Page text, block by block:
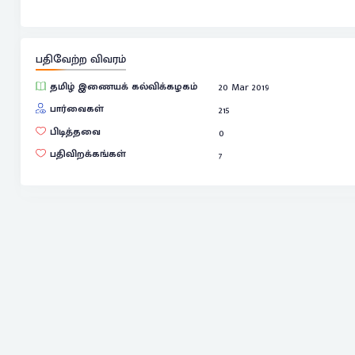
பதிவேற்ற விவரம்
தமிழ் இணையக் கல்விக்கழகம்
20 Mar 2019
பார்வைகள்
215
பிடித்தவை
0
பதிவிறக்கங்கள்
7